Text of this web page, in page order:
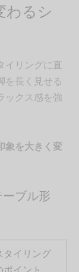
わるシ
イリングに直
を長く見せる
ックス感を強
象を大きく変
ブル形
タイリング